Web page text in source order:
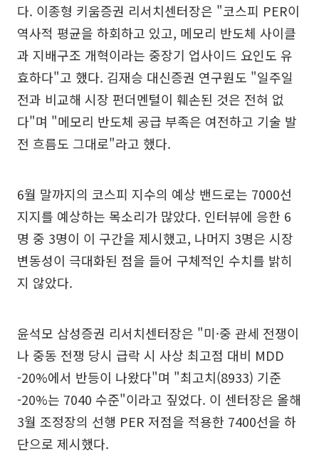
다. 이종형 키움증권 리서치센터장은 "코스피 PER이
역사적 평균을 하회하고 있고, 메모리 반도체 사이클
과 지배구조 개혁이라는 중장기 업사이드 요인도 유
효하다"고 했다. 김재승 대신증권 연구원도 "일주일
전과 비교해 시장 펀더멘털이 훼손된 것은 전혀 없
다"며 "메모리 반도체 공급 부족은 여전하고 기술 발
전 흐름도 그대로"라고 했다.
6월 말까지의 코스피 지수의 예상 밴드로는 7000선
지지를 예상하는 목소리가 많았다. 인터뷰에 응한 6
명 중 3명이 이 구간을 제시했고, 나머지 3명은 시장
변동성이 극대화된 점을 들어 구체적인 수치를 밝히
지 않았다.
윤석모 삼성증권 리서치센터장은 "미·중 관세 전쟁이
나 중동 전쟁 당시 급락 시 사상 최고점 대비 MDD
-20%에서 반등이 나왔다"며 "최고치(8933) 기준
-20%는 7040 수준"이라고 짚었다. 이 센터장은 올해
3월 조정장의 선행 PER 저점을 적용한 7400선을 하
단으로 제시했다.